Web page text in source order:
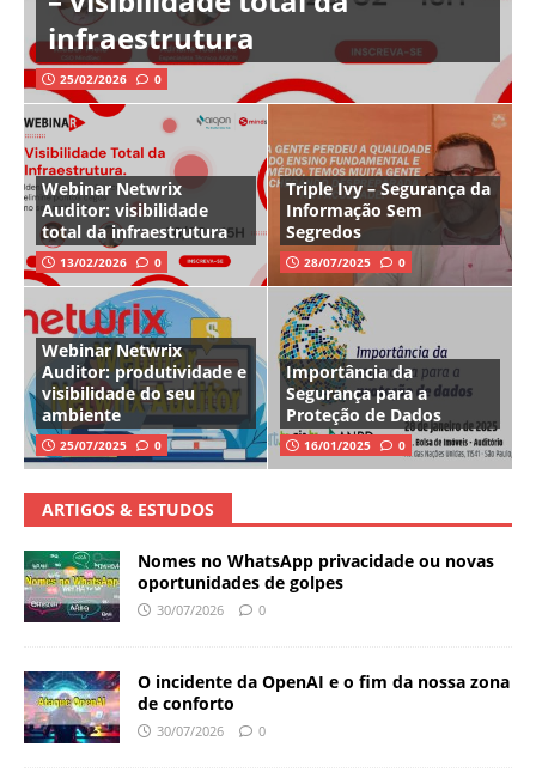
infraestrutura
25/02/2026 0
Webinar Netwrix
Auditor: visibilidade
total da infraestrutura
13/02/2026 0
Triple Ivy – Segurança da
Informação Sem
Segredos
28/07/2025 0
Webinar Netwrix
Auditor: produtividade e
visibilidade do seu
ambiente
25/07/2025 0
Importância da
Segurança para a
Proteção de Dados
16/01/2025 0
ARTIGOS & ESTUDOS
Nomes no WhatsApp privacidade ou novas
oportunidades de golpes
30/07/2026 0
O incidente da OpenAI e o fim da nossa zona
de conforto
30/07/2026 0